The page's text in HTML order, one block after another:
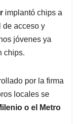
implantó chips a
de acceso y
jóvenes ya
chips.
por la firma
locales se
o el Metro